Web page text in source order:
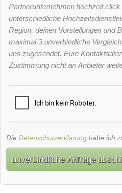
Partnerunternehmen
unterschiedliche
Region, deinen Vorstellungen und
maximal 3 unverbindliche
uns zugesendet. Eure
Zustimmung nicht an Anbieter
Die Datenschutzerklärung habe ich
unverbindliche Anfrage